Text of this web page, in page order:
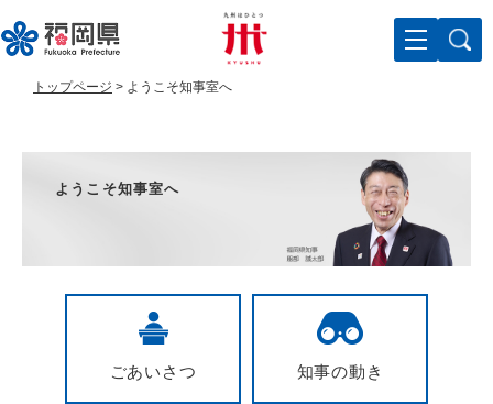
ー
ジ
ニ
ュ
トップページ > ようこそ知事室へ
本
ようこそ知事室へ
ごあいさつ 知事の動き